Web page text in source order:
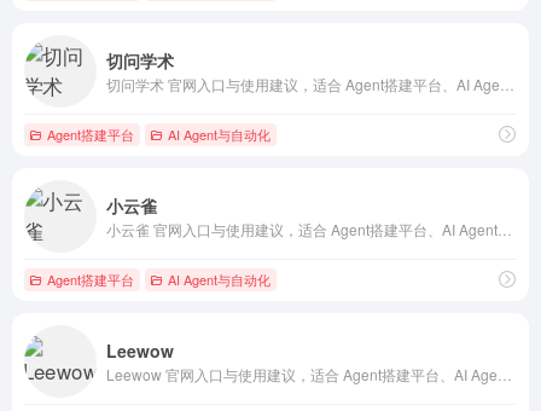
切问学术
Agent搭建平台 AI Agent与自动化
小云雀
Agent搭建平台 AI Agent与自动化
Leewow